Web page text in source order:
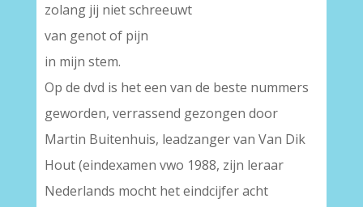
zolang jij niet schreeuwt
van genot of pijn
in mijn stem.
Op de dvd is het een van de beste nummers
geworden, verrassend gezongen door
Martin Buitenhuis, leadzanger van Van Dik
Hout (eindexamen vwo 1988, zijn leraar
Nederlands mocht het eindcijfer acht